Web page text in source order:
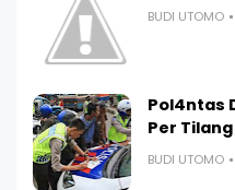
BUDI UTOMO
Pol4ntas
Per Tilang
BUDI UTOMO